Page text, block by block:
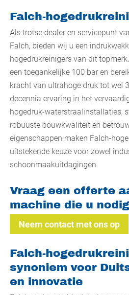
Falch-
Als trotse dealer en servicepunt
Falch, bieden wij u een
hogedrukreinigers van dit
een toegankelijke 100 bar en
kracht van ultrahoge druk tot wel
decennia ervaring in het
hogedruk-waterstraalinstallaties,
robuuste bouwkwaliteit en
eigenschappen maken Falch-
uitstekende keuze voor zowel
schoonmaakuitdagingen.
Vraag een offerte
machine die u
Neem contact met ons op
Falch-
synoniem voor
en innovatie